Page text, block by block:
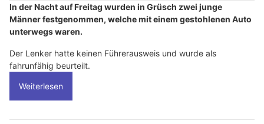
In der Nacht auf Freitag wurden in Grüsch zwei junge
Männer festgenommen, welche mit einem gestohlenen Auto
unterwegs waren.
Der Lenker hatte keinen Führerausweis und wurde als
fahrunfähig beurteilt.
Weiterlesen